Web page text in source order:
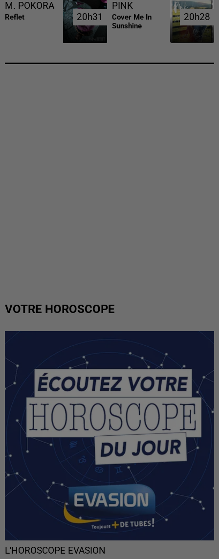
M. POKORA
Reflet 20h31
20h31
PINK
Cover Me In
Sunshine
20h28
20h28
VOTRE HOROSCOPE
L'HOROSCOPE EVASION